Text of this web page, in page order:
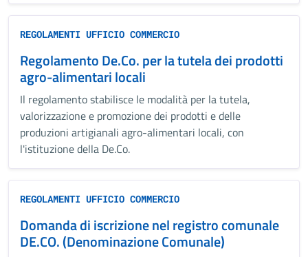
REGOLAMENTI UFFICIO COMMERCIO
Regolamento De.Co. per la tutela dei prodotti
agro-alimentari locali
Il regolamento stabilisce le modalità per la tutela,
valorizzazione e promozione dei prodotti e delle
produzioni artigianali agro-alimentari locali, con
l'istituzione della De.Co.
REGOLAMENTI UFFICIO COMMERCIO
Domanda di iscrizione nel registro comunale
DE.CO. (Denominazione Comunale)